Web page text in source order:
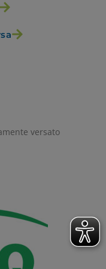
versato